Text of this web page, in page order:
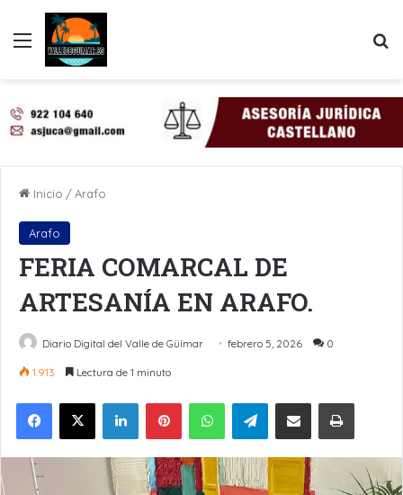
Menú
Inicio /Arafo
Arafo
FERIA COMARCAL DE
ARTESANÍA EN ARAFO.
Diario Digital del Valle de Güímar febrero 5, 2026 0
1.913 Lectura de 1 minuto
LinkedInPinterestWhatsAppTelegramCompartir por Email Imprimir